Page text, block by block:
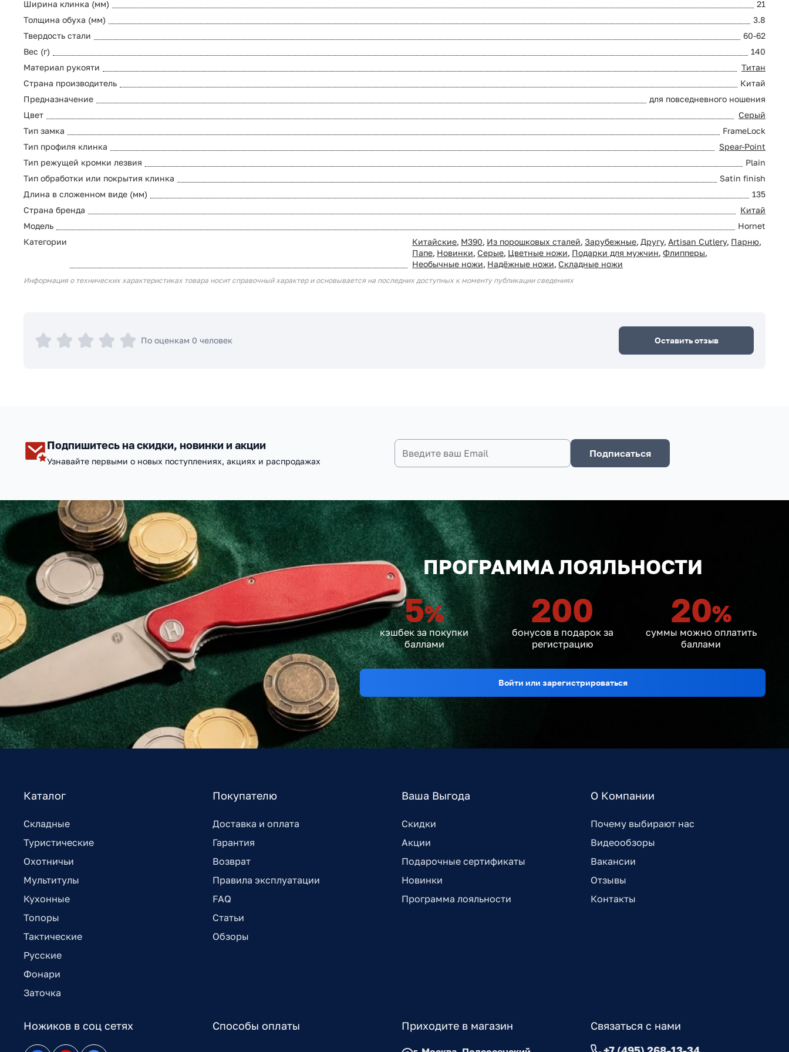
Ширина клинка (мм)
21
Толщина обуха (мм)
3.8
Твердость стали
60-62
Вес (г)
140
Материал рукояти
Титан
Страна производитель
Китай
Предназначение
для повседневного ношения
Цвет
Серый
Тип замка
FrameLock
Тип профиля клинка
Spear-Point
Тип режущей кромки лезвия
Plain
Тип обработки или покрытия клинка
Satin finish
Длина в сложенном виде (мм)
135
Страна бренда
Китай
Модель
Hornet
Категории
Китайские, M390, Из порошковых сталей, Зарубежные, Другу, Artisan Cutlery, Парню,
Папе, Новинки, Серые, Цветные ножи, Подарки для мужчин, Флипперы,
Необычные ножи, Надёжные ножи, Складные ножи
Информация о технических характеристиках товара носит справочный характер и основывается на последних доступных к моменту публикации сведениях
По оценкам 0 человек Оставить отзыв
Подпишитесь на скидки, новинки и акции
Узнавайте первыми о новых поступлениях, акциях и распродажах
Подписаться
ПРОГРАММА ЛОЯЛЬНОСТИ
5%
кэшбек за покупки
баллами
200
бонусов в подарок за
регистрацию
20%
суммы можно оплатить
баллами
Войти или зарегистрироваться
Каталог
Складные
Туристические
Охотничьи
Мультитулы
Кухонные
Топоры
Тактические
Русские
Фонари
Заточка
Покупателю
Доставка и оплата
Гарантия
Возврат
Правила эксплуатации
FAQ
Статьи
Обзоры
Ваша Выгода
Скидки
Акции
Подарочные сертификаты
Новинки
Программа лояльности
О Компании
Почему выбирают нас
Видеообзоры
Вакансии
Отзывы
Контакты
Ножиков в соц сетях Способы оплаты Приходите в магазин
Связаться с нами